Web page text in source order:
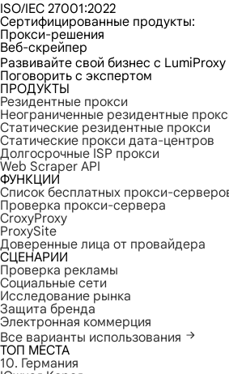
ISO/IEC 27001:2022
Сертифицированные продукты:
Прокси-решения
Веб-скрейпер
Развивайте свой бизнес с LumiProxy
Поговорить с экспертом
ПРОДУКТЫ
Резидентные прокси
Неограниченные резидентные
Статические резидентные прокси
Статические прокси дата-центров
Долгосрочные ISP прокси
Web Scraper API
ФУНКЦИИ
Список бесплатных прокси-
Проверка прокси-сервера
CroxyProxy
ProxySite
Доверенные лица от провайдера
СЦЕНАРИИ
Проверка рекламы
Социальные сети
Исследование рынка
Защита бренда
Электронная коммерция
Все варианты использования
ТОП МЕСТА
10. Германия